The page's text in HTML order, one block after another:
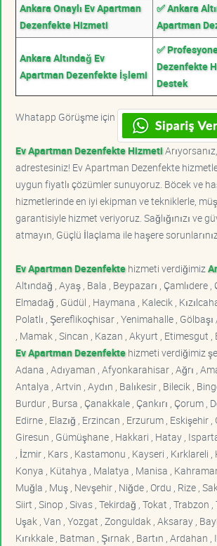
Ankara Onaylı Ev Apartman
Dezenfekte Hizmeti
✅ Ankara
Apartman
Ankara Altındağ Ev
Apartman Dezenfekte İşlemi
✅
Dezenfekte
Destek
Whatapp Görüşme için
Ev Apartman Dezenfekte Hizmeti
adrestesiniz! Ev Apartman Dezenfekte
uygun fiyatlı çözümler sunuyoruz. Böcek ve
hizmetlerinde en iyi ekipman ve tekniklerle,
garantisiyle hizmet veriyoruz. Sağlığınızı ve
atmayın, Güçlü İlaçlama ile haşere
Ev Apartman Dezenfektehizmeti verdiğimiz
Altındağ , Ayaş , Bala , Beypazarı , Çamlıdere ,
Elmadağ , Güdül , Haymana , Kalecik ,
Polatlı , Şereflikoçhisar , Yenimahalle ,
, Mamak , Sincan , Kazan , Akyurt , Etimesgut
Ev Apartman Dezenfektehizmeti verdiğimiz
Adana , Adıyaman , Afyonkarahisar , Ağrı ,
Antalya , Artvin , Aydın , Balıkesir , Bilecik ,
Burdur , Bursa , Çanakkale , Çankırı , Çorum ,
Edirne , Elazığ , Erzincan , Erzurum , Eskişehir ,
Giresun , Gümüşhane , Hakkari , Hatay ,
, İzmir , Kars , Kastamonu , Kayseri , Kırklareli ,
Konya , Kütahya , Malatya , Manisa ,
Muğla , Muş , Nevşehir , Niğde , Ordu , Rize ,
Siirt , Sinop , Sivas , Tekirdağ , Tokat , Trabzon ,
Uşak , Van , Yozgat , Zonguldak , Aksaray ,
Kırıkkale , Batman , Şırnak , Bartın , Ardahan ,